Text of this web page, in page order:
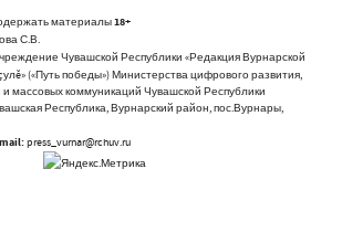
материалы18+
С.В.
Чувашской Республики «Редакция Вурнарской
(«Путь победы») Министерства цифрового развития,
массовых коммуникаций Чувашской Республики
Республика, Вурнарский район, пос.Вурнары,
press_vurnar@rchuv.ru